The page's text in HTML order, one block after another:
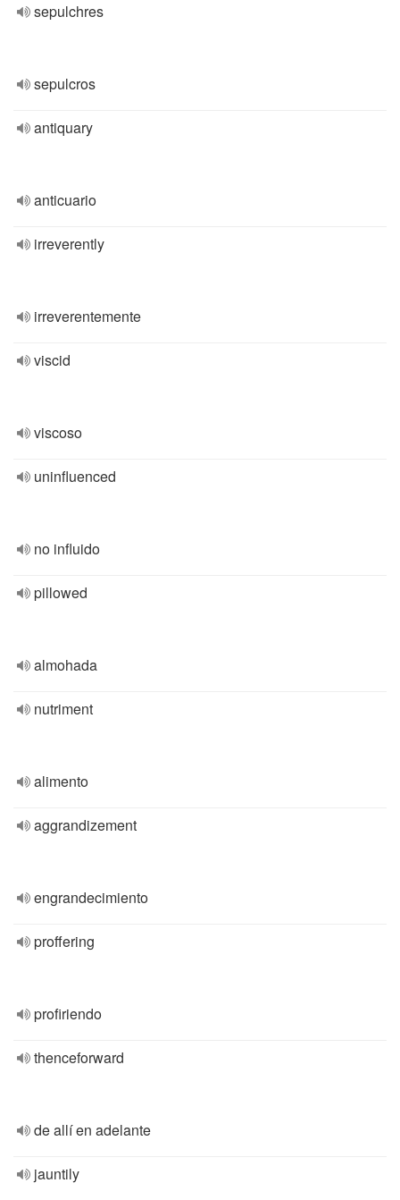
sepulchres
sepulcros
antiquary
anticuario
irreverently
irreverentemente
viscid
viscoso
uninfluenced
no influido
pillowed
almohada
nutriment
alimento
aggrandizement
engrandecimiento
proffering
profiriendo
thenceforward
de allí en adelante
jauntily